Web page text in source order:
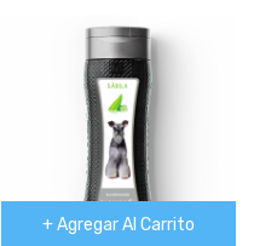
+ Agregar Al Carrito